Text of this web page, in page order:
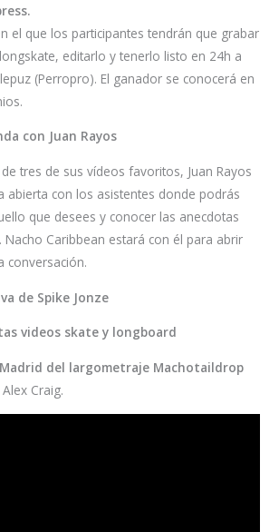
el que los participantes tendrán que grabar
editarlo y tenerlo listo en 24h a
(Perropro). El ganador se conocerá en
con Juan Rayos
tres de sus vídeos favoritos, Juan Rayos
abierta con los asistentes donde podrás
que desees y conocer las anecdotas
Nacho Caribbean estará con él para abrir
conversación.
de Spike Jonze
videos skate y longboard
del largometraje Machotaildrop
Craig.